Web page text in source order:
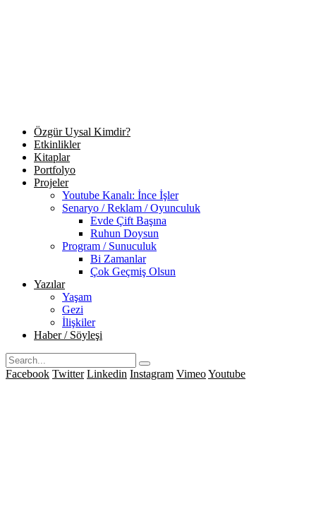
Özgür Uysal Kimdir?
Etkinlikler
Kitaplar
Portfolyo
Projeler
Youtube Kanalı: İnce İşler
Senaryo / Reklam / Oyunculuk
Evde Çift Başına
Ruhun Doysun
Program / Sunuculuk
Bi Zamanlar
Çok Geçmiş Olsun
Yazılar
Yaşam
Gezi
İlişkiler
Haber / Söyleşi
Facebook Twitter Linkedin Instagram VimeoYoutube